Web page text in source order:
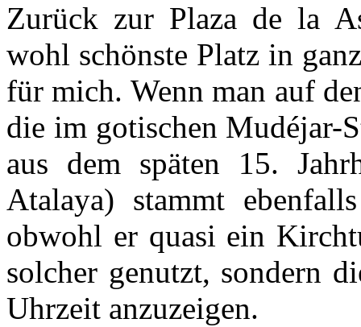
Zurück zur Plaza de la
wohl schönste Platz in
für mich. Wenn man auf
die im gotischen Mudéjar-
aus dem späten 15.
Atalaya) stammt
obwohl er quasi ein
solcher genutzt, sondern
Uhrzeit anzuzeigen.